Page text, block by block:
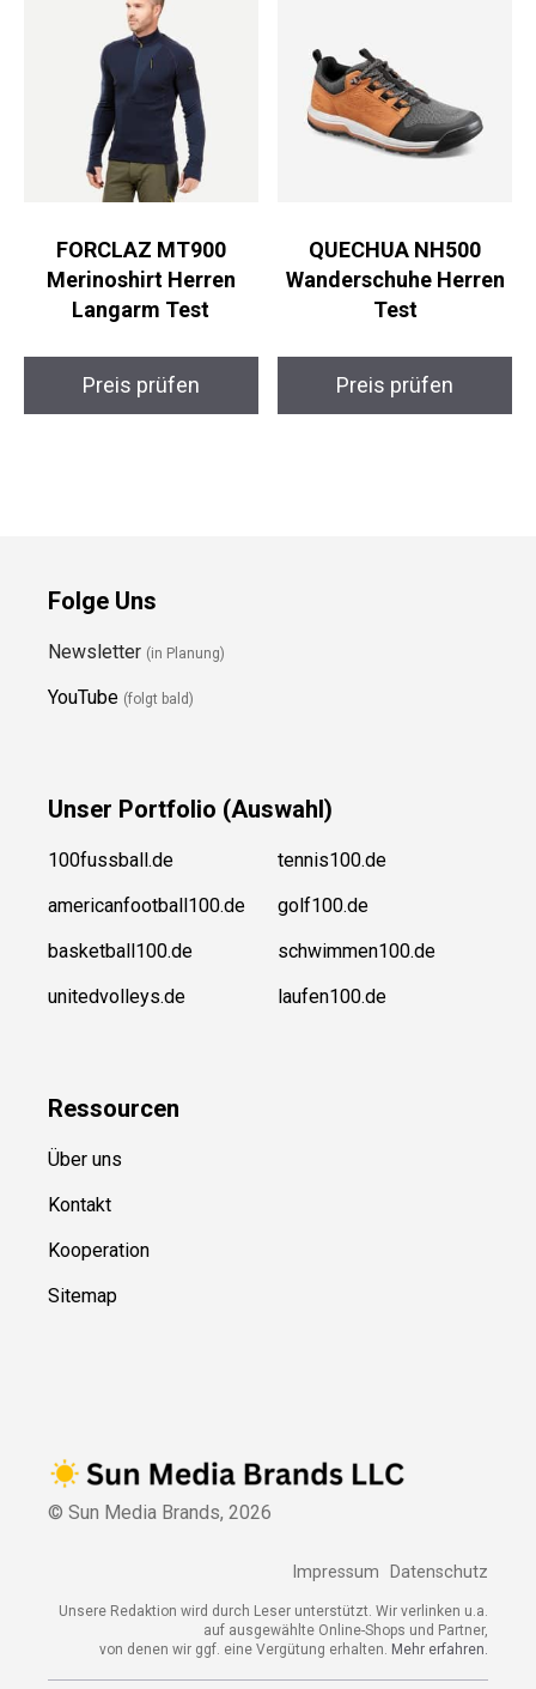
FORCLAZ MT900
Merinoshirt Herren
Langarm Test
Preis prüfen
QUECHUA NH500
Wanderschuhe Herren
Test
Preis prüfen
Folge Uns
Newsletter (in Planung)
YouTube (folgt bald)
Unser Portfolio (Auswahl)
100fussball.de
americanfootball100.de
basketball100.de
unitedvolleys.de
tennis100.de
golf100.de
schwimmen100.de
laufen100.de
Ressourcen
Über uns
Kontakt
Kooperation
Sitemap
© Sun Media Brands, 2026
Impressum Datenschutz
Unsere Redaktion wird durch Leser unterstützt. Wir verlinken u.a.
auf ausgewählte Online-Shops und Partner,
von denen wir ggf. eine Vergütung erhalten. Mehr erfahren.